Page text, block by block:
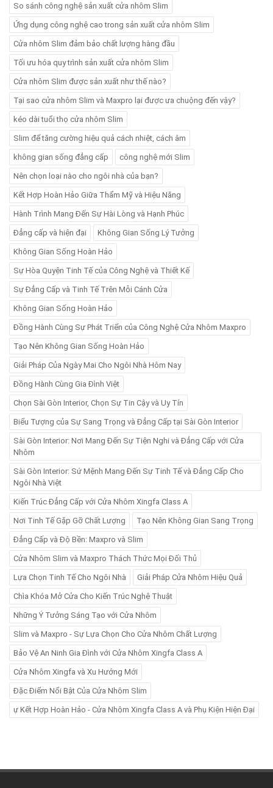
So sánh công nghệ sản xuất cửa nhôm Slim
Ứng dụng công nghệ cao trong sản xuất cửa nhôm Slim
Cửa nhôm Slim đảm bảo chất lượng hàng đầu
Tối ưu hóa quy trình sản xuất cửa nhôm Slim
Cửa nhôm Slim được sản xuất như thế nào?
Tại sao cửa nhôm Slim và Maxpro lại được ưa chuộng đến vậy?
kéo dài tuổi thọ cửa nhôm Slim
Slim để tăng cường hiệu quả cách nhiệt, cách âm
không gian sống đẳng cấp công nghệ mới Slim
Nên chọn loại nào cho ngôi nhà của bạn?
Kết Hợp Hoàn Hảo Giữa Thẩm Mỹ và Hiệu Năng
Hành Trình Mang Đến Sự Hài Lòng và Hạnh Phúc
Đẳng cấp và hiện đại Không Gian Sống Lý Tưởng
Không Gian Sống Hoàn Hảo
Sự Hòa Quyện Tinh Tế của Công Nghệ và Thiết Kế
Sự Đẳng Cấp và Tinh Tế Trên Mỗi Cánh Cửa
Không Gian Sống Hoàn Hảo
Đồng Hành Cùng Sự Phát Triển của Công Nghệ Cửa Nhôm Maxpro
Tạo Nên Không Gian Sống Hoàn Hảo
Giải Pháp Của Ngày Mai Cho Ngôi Nhà Hôm Nay
Đồng Hành Cùng Gia Đình Việt
Chọn Sài Gòn Interior, Chọn Sự Tin Cậy và Uy Tín
Biểu Tượng của Sự Sang Trọng và Đẳng Cấp tại Sài Gòn Interior
Sài Gòn Interior: Nơi Mang Đến Sự Tiện Nghi và Đẳng Cấp với Cửa
Nhôm
Sài Gòn Interior: Sứ Mệnh Mang Đến Sự Tinh Tế và Đẳng Cấp Cho
Ngôi Nhà Việt
Kiến Trúc Đẳng Cấp với Cửa Nhôm Xingfa Class A
Nơi Tinh Tế Gặp Gỡ Chất Lượng Tạo Nên Không Gian Sang Trọng
Đẳng Cấp và Độ Bền: Maxpro và Slim
Cửa Nhôm Slim và Maxpro Thách Thức Mọi Đối Thủ
Lựa Chọn Tinh Tế Cho Ngôi Nhà Giải Pháp Cửa Nhôm Hiệu Quả
Chìa Khóa Mở Cửa Cho Kiến Trúc Nghệ Thuật
Những Ý Tưởng Sáng Tạo với Cửa Nhôm
Slim và Maxpro - Sự Lựa Chọn Cho Cửa Nhôm Chất Lượng
Bảo Vệ An Ninh Gia Đình với Cửa Nhôm Xingfa Class A
Cửa Nhôm Xingfa và Xu Hướng Mới
Đặc Điểm Nổi Bật Của Cửa Nhôm Slim
ự Kết Hợp Hoàn Hảo - Cửa Nhôm Xingfa Class A và Phụ Kiện Hiện Đại